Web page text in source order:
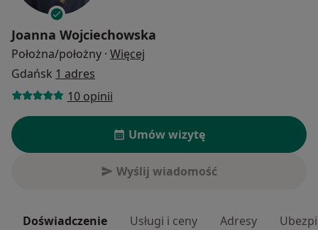
Joanna Wojciechowska
Położna/położny · Więcej
Gdańsk 1 adres
10 opinii
Umów wizytę
Wyślij wiadomość
Doświadczenie Usługi i ceny Adresy